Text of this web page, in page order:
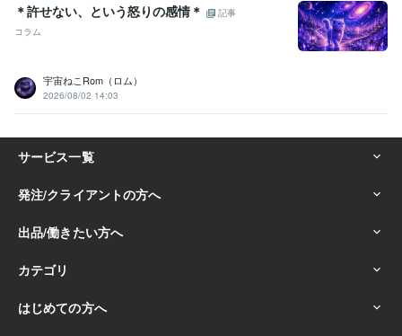
＊許せない、という怒りの感情＊
記事
コラム
宇宙ねこRom（ロム）
2026/08/02 14:03